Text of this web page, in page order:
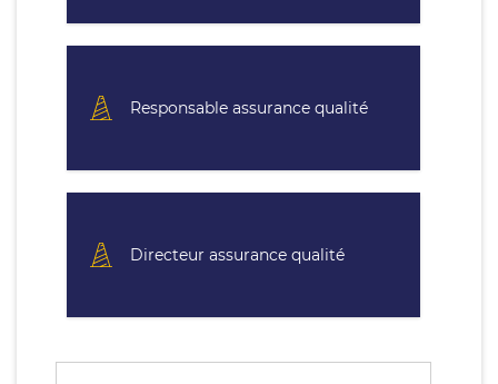
Responsable assurance qualité
Directeur assurance qualité